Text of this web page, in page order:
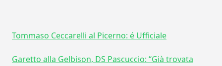
Tommaso Ceccarelli al Picerno: é Ufficiale
Garetto alla Gelbison, DS Pascuccio: “Già trovata